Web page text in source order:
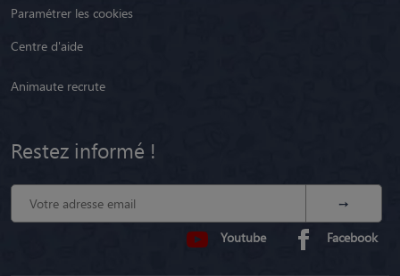
Paramétrer les cookies
Centre d'aide
Animaute recrute
Restez informé !
Youtube Facebook